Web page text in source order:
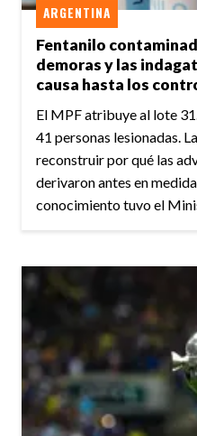
Fentanilo
demoras y las
causa hasta los
ARGENTINA
El MPF atribuye al lote
41 personas lesionadas.
reconstruir por qué las
derivaron antes en
conocimiento tuvo el